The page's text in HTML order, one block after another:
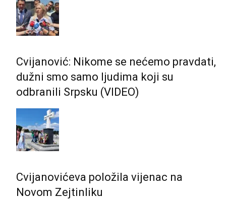
Cvijanović: Nikome se nećemo pravdati,
dužni smo samo ljudima koji su
odbranili Srpsku (VIDEO)
Cvijanovićeva položila vijenac na
Novom Zejtinliku